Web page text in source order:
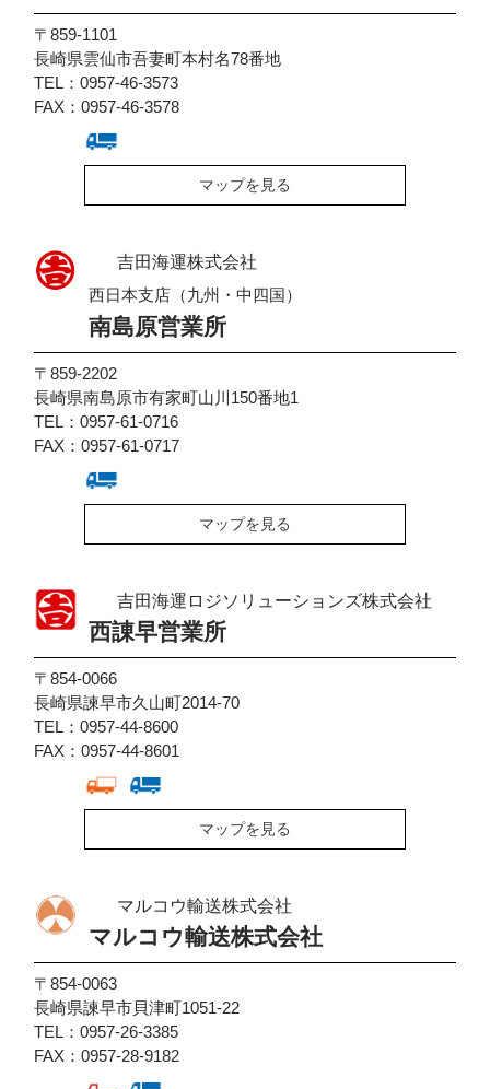
〒859-1101
長崎県雲仙市吾妻町本村名78番地
TEL：0957-46-3573
FAX：0957-46-3578
マップを見る
吉田海運株式会社
西日本支店（九州・中四国）
南島原営業所
〒859-2202
長崎県南島原市有家町山川150番地1
TEL：0957-61-0716
FAX：0957-61-0717
マップを見る
吉田海運ロジソリューションズ株式会社
西諌早営業所
〒854-0066
長崎県諫早市久山町2014-70
TEL：0957-44-8600
FAX：0957-44-8601
マップを見る
マルコウ輸送株式会社
マルコウ輸送株式会社
〒854-0063
長崎県諫早市貝津町1051-22
TEL：0957-26-3385
FAX：0957-28-9182